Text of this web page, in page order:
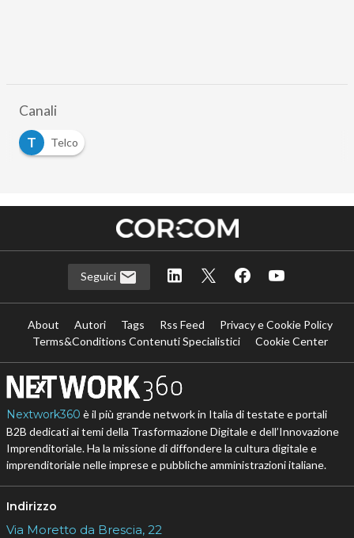
Canali
T
Telco
Seguici
About Autori Tags Rss Feed
Privacy e Cookie Policy
Terms&Conditions Contenuti Specialistici
Cookie Center
Nextwork360 è il più grande network in Italia di testate e portali
B2B dedicati ai temi della Trasformazione Digitale e dell’Innovazione
Imprenditoriale. Ha la missione di diffondere la cultura digitale e
imprenditoriale nelle imprese e pubbliche amministrazioni italiane.
Indirizzo
Via Moretto da Brescia, 22